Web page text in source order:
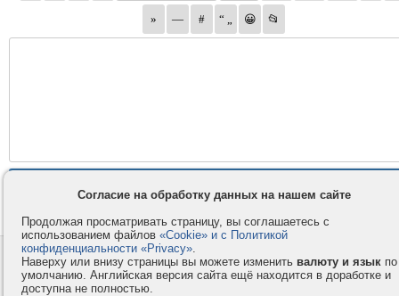
Контакты
Компания
Privacy и Cookie
Правила и условия
Согласие на обработку данных на нашем сайте
Продолжая просматривать страницу, вы соглашаетесь с
использованием файлов «Cookie» и с Политикой
конфиденциальности «Privacy».
Наверху или внизу страницы вы можете изменить валюту и язык по
умолчанию. Английская версия сайта ещё находится в доработке и
доступна не полностью.